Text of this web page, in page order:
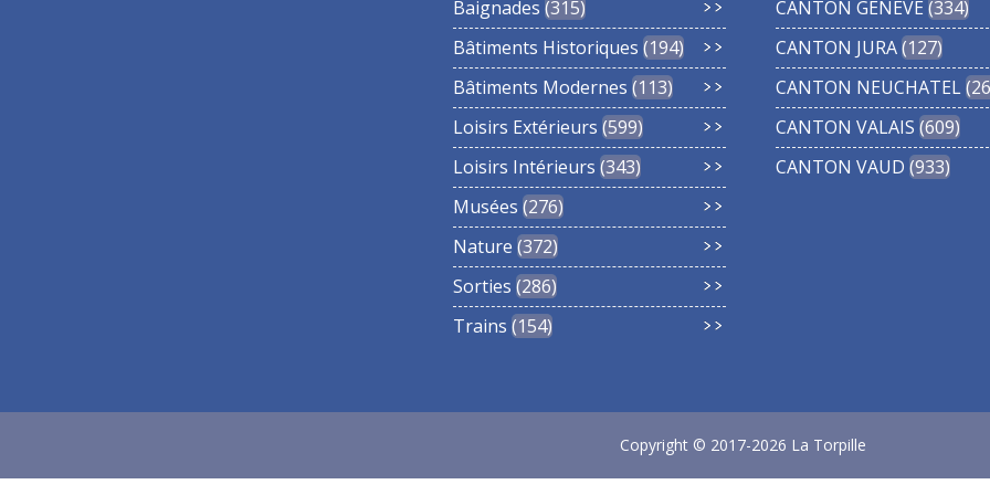
Baignades 315
Bâtiments Historiques 194
Bâtiments Modernes 113
Loisirs Extérieurs 599
Loisirs Intérieurs 343
Musées 276
Nature 372
Sorties 286
Trains 154
CANTON GENEVE 334
CANTON JURA 127
CANTON NEUCHATEL
CANTON VALAIS 609
CANTON VAUD 933
Copyright © 2017-2026 La Torpille